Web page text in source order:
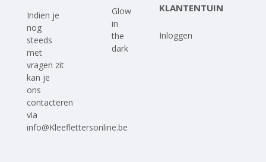
Indien je
nog
steeds
met
vragen zit
kan je
ons
contacteren
via
info@Kleeflettersonline.be
Glow
in
the
dark
KLANTENTUIN
Inloggen